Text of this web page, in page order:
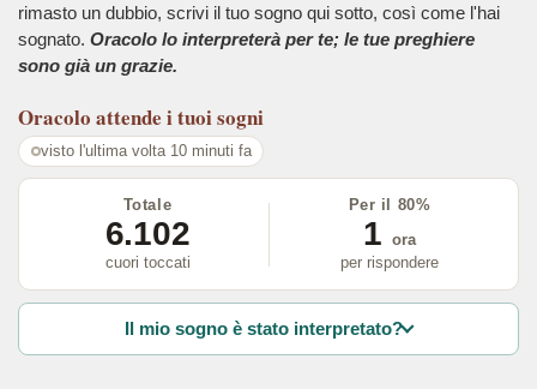
rimasto un dubbio, scrivi il tuo sogno qui sotto, così come l'hai
sognato. Oracolo lo interpreterà per te; le tue preghiere
sono già un grazie.
Oracolo attende i tuoi sogni
visto l'ultima volta 10 minuti fa
Totale
6.102
cuori toccati
Per il 80%
1 ora
per rispondere
Il mio sogno è stato interpretato?